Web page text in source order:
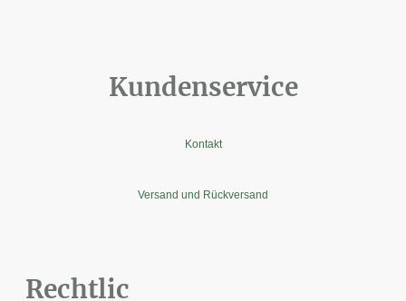
Kundenservice
Kontakt
Versand und Rückversand
Rechtlic